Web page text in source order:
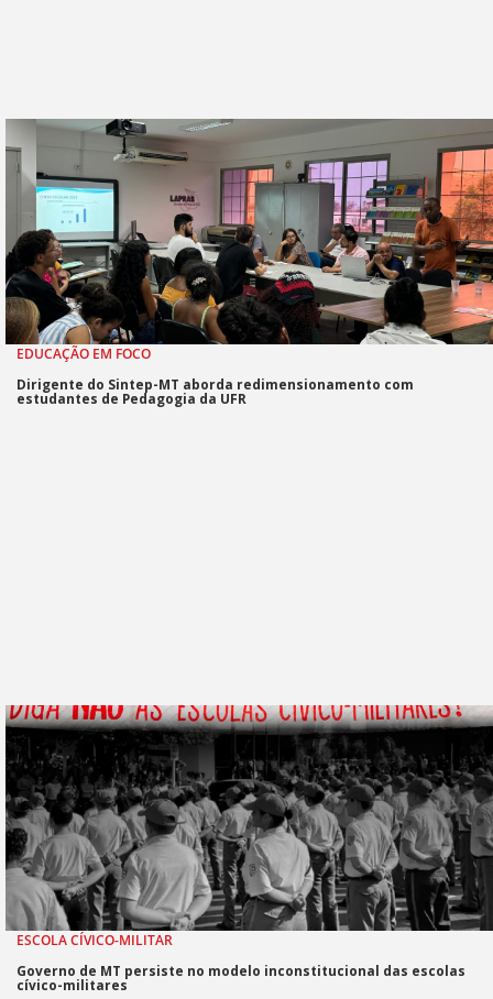
EDUCAÇÃO EM FOCO
Dirigente do Sintep-MT aborda redimensionamento com
estudantes de Pedagogia da UFR
ESCOLA CÍVICO-MILITAR
Governo de MT persiste no modelo inconstitucional das escolas
cívico-militares